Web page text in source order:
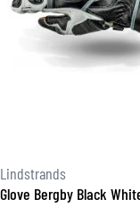
Lindstrands
Glove Bergby Black